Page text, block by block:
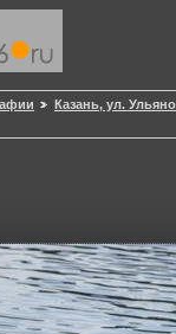
Казань, ул.